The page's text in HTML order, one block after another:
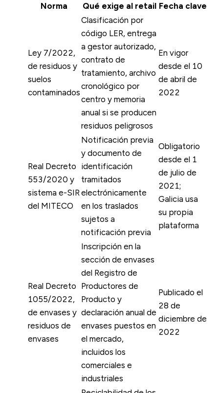
Norma Qué exige al retail Fecha clave
Ley 7/2022,
de residuos y
suelos
contaminados
Clasificación por
código LER, entrega
a gestor autorizado,
contrato de
tratamiento, archivo
cronológico por
centro y memoria
anual si se producen
residuos peligrosos
En vigor
desde el 10
de abril de
2022
Real Decreto
553/2020 y
sistema e-SIR
del MITECO
Notificación previa
y documento de
identificación
tramitados
electrónicamente
en los traslados
sujetos a
notificación previa
Obligatorio
desde el 1
de julio de
2021;
Galicia usa
su propia
plataforma
Real Decreto
1055/2022,
de envases y
residuos de
envases
Inscripción en la
sección de envases
del Registro de
Productores de
Producto y
declaración anual de
envases puestos en
el mercado,
incluidos los
comerciales e
industriales
Publicado el
28 de
diciembre de
2022